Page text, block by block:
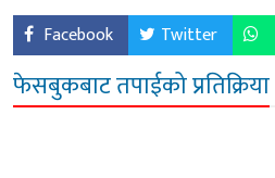
Facebook Twitter
फेसबुकबाट तपाईको प्रतिक्रिया